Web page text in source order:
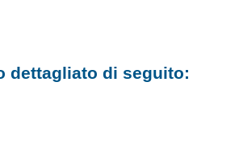
dettagliato di seguito: